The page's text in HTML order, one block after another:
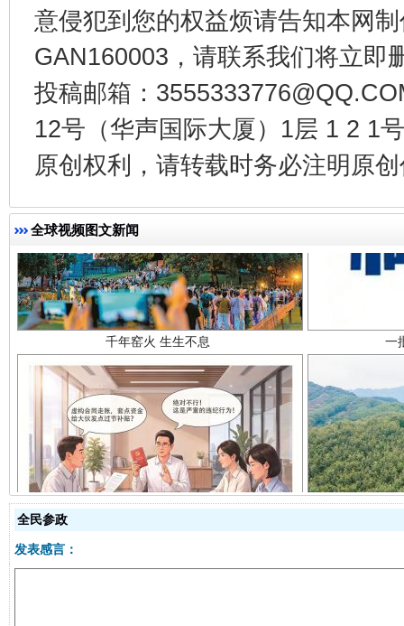
意侵犯到您的权益烦请告知本网
GAN160003，请联系我们将立即
投稿邮箱：
12号（华声国际大厦）1层 1 2 1
原创权利，请转载时务必注明原
全球视频图文新闻千年窑火 生生不息
揭开“小金库”的免责幌子
全民参政
发表感言：